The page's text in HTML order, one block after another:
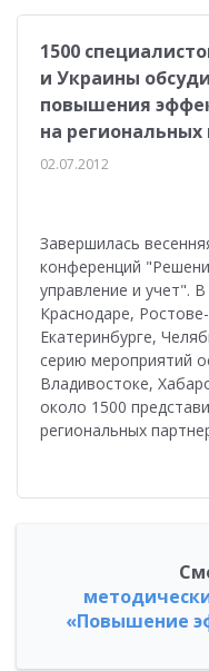
1500
и Украины
повышения
на
02.07.2012
Завершилась
конференций
управление и учет".
Краснодаре,
Екатеринбурге,
серию мероприятий
Владивостоке,
около 1500
региональных
«Повышение